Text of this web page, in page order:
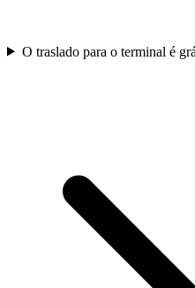
O traslado para o terminal é